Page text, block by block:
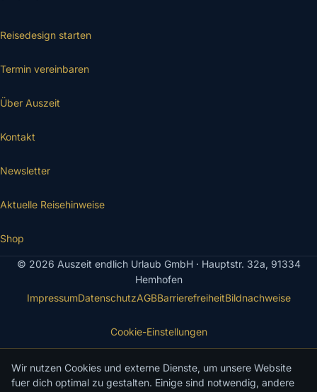
Reisedesign starten
Termin vereinbaren
Über Auszeit
Kontakt
Newsletter
Aktuelle Reisehinweise
Shop
© 2026 Auszeit endlich Urlaub GmbH · Hauptstr. 32a, 91334
Hemhofen
ImpressumDatenschutzAGBBarrierefreiheitBildnachweise
Cookie-Einstellungen
Wir nutzen Cookies und externe Dienste, um unsere Website
fuer dich optimal zu gestalten. Einige sind notwendig, andere